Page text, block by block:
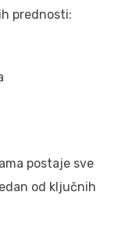
prednosti:
postaje sve
od ključnih